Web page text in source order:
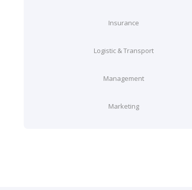
Insurance
Logistic & Transport
Management
Marketing